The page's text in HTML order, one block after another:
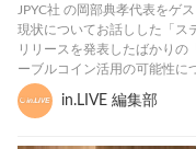
JPYC社 の岡部典孝代表をゲ
現状についてお話しした「ス
リリースを発表したばかりの
ーブルコイン活用の可能性に
in.LIVE 編集部